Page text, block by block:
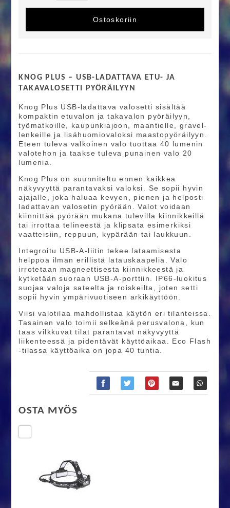
Ostoskoriin
KNOG PLUS – USB-LADATTAVA ETU- JA
TAKAVALOSETTI PYÖRÄILYYN
Knog Plus USB-ladattava valosetti sisältää
kompaktin etuvalon ja takavalon pyöräilyyn,
työmatkoille, kaupunkiajoon, maantielle, gravel-
lenkeille ja lisähuomiovaloksi maastopyöräilyyn.
Eteen tuleva valkoinen valo tuottaa 40 lumenin
valotehon ja taakse tuleva punainen valo 20
lumenia.
Knog Plus on suunniteltu ennen kaikkea
näkyvyyttä parantavaksi valoksi. Se sopii hyvin
ajajalle, joka haluaa kevyen, pienen ja helposti
ladattavan valosetin pyörään. Valot voidaan
kiinnittää pyörään mukana tulevilla kiinnikkeillä
tai irrottaa telineestä ja klipsata esimerkiksi
vaatteisiin, reppuun, kypärään tai laukkuun.
Integroitu USB-A-liitin tekee lataamisesta
helppoa ilman erillistä latauskaapelia. Valo
irrotetaan magneettisesta kiinnikkeestä ja
kytketään suoraan USB-A-porttiin. IP66-luokitus
suojaa valoja sateelta ja roiskeilta, joten setti
sopii hyvin ympärivuotiseen arkikäyttöön.
Viisi valotilaa mahdollistaa käytön eri tilanteissa.
Tasainen valo toimii selkeänä perusvalona, kun
taas vilkkuvat tilat parantavat näkyvyyttä
liikenteessä ja pidentävät käyttöaikaa. Eco Flash
-tilassa käyttöaika on jopa 40 tuntia.
OSTA MYÖS